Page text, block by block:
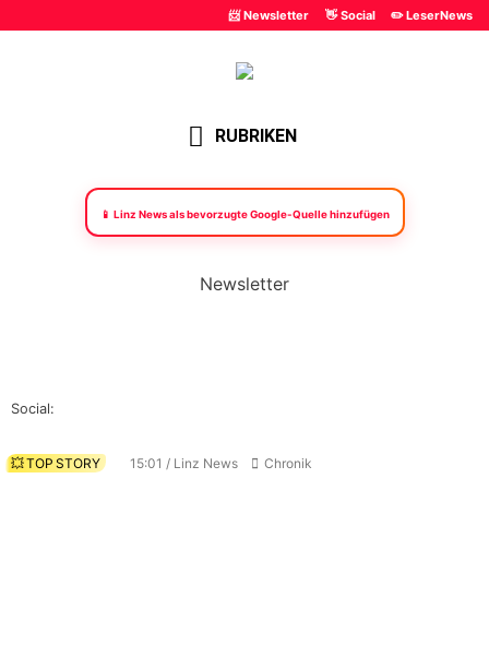
📨 Newsletter 👋 Social ✏️ LeserNews
RUBRIKEN
📱 Linz News als bevorzugte Google-Quelle hinzufügen
Newsletter
Social:
💥 TOP STORY 15:01 / Linz News Chronik